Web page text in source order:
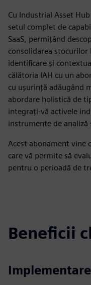
Cu Industrial Asset
setul complet de
SaaS, permițând
consolidarea
identificare și
călătoria IAH cu un
cu ușurință adăugând
abordare holistică de
integrați-vă activele
instrumente de analiză
Acest abonament vine
care vă permite să
pentru o perioadă de
Beneficii